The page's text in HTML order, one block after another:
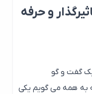
و حرفه
و گو
می گویم یکی